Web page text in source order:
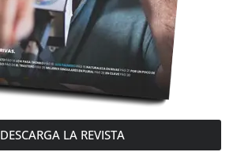
DESCARGA LA REVISTA